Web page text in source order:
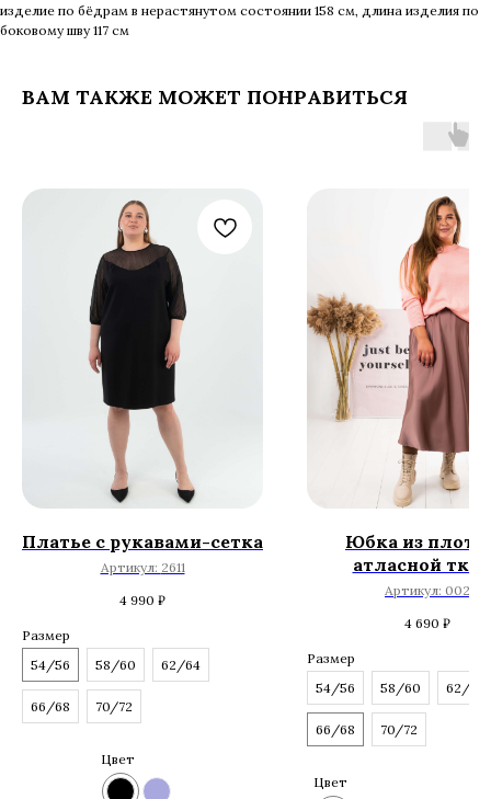
изделие по бёдрам в нерастянутом состоянии 158 см, длина изделия по
боковому шву 117 см
ВАМ ТАКЖЕ МОЖЕТ ПОНРАВИТЬСЯ
Платье с рукавами-сетка
Артикул: 2611
4 990 ₽
Размер
54/56
58/60 62/64
66/68 70/72
Цвет
Юбка из
атласной
Артикул: 002
4 690 ₽
Размер
54/56
58/60 62/64
66/68 70/72
Цвет